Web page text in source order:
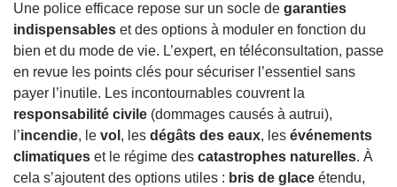
Une police efficace repose sur un socle de garanties
indispensables et des options à moduler en fonction du
bien et du mode de vie. L’expert, en téléconsultation, passe
en revue les points clés pour sécuriser l’essentiel sans
payer l’inutile. Les incontournables couvrent la
responsabilité civile (dommages causés à autrui),
l’incendie, le vol , les dégâts des eaux, les événements
climatiques et le régime des catastrophes naturelles. À
cela s’ajoutent des options utiles : bris de glace étendu,